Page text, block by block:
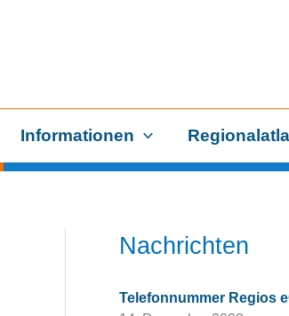
Informationen
Nachrichten
Telefonnummer Regios